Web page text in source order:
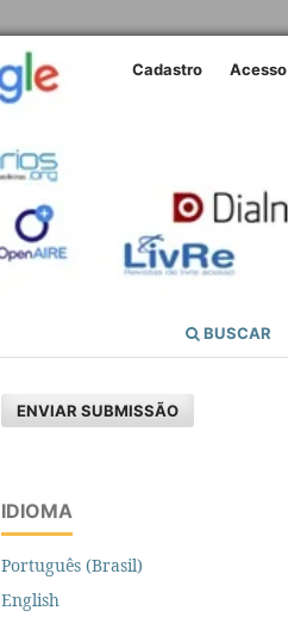
BUSCAR
Cadastro Acesso
ENVIAR SUBMISSÃO
IDIOMA
Português (Brasil)
English